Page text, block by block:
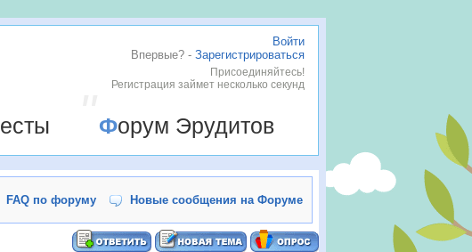
Войти
Впервые? - Зарегистрироваться
Присоединяйтесь!
Регистрация займет несколько секунд
Форум Эрудитов
FAQ по форуму Новые сообщения на Форуме